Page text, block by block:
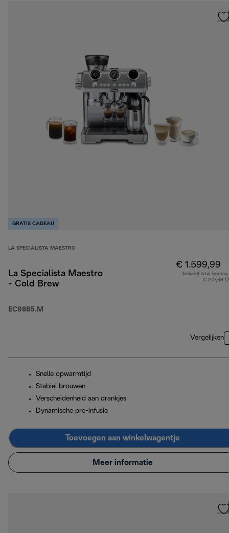
GRATIS CADEAU
LA SPECIALISTA MAESTRO
La Specialista Maestro
- Cold Brew
EC9885.M
€ 1.599,99
Inclusief btw-bedrag
€ 277,68
Vergelijken
Snelle opwarmtijd
Stabiel brouwen
Verscheidenheid aan drankjes
Dynamische pre-infusie
Toevoegen aan winkelwagentje
Meer informatie